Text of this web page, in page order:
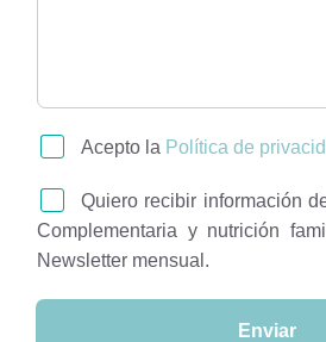
A
u
e
r
d
R
Acepto la Política de
N
e
w
s
Quiero recibir información
Complementaria y nutrición
Newsletter mensual.
Enviar